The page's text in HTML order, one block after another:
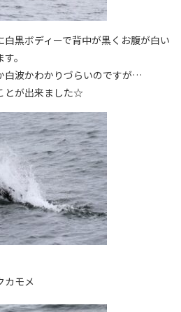
黒ボディーで背中が黒くお腹が白い
。
白波かわかりづらいのですが…
とが出来ました☆
カモメ